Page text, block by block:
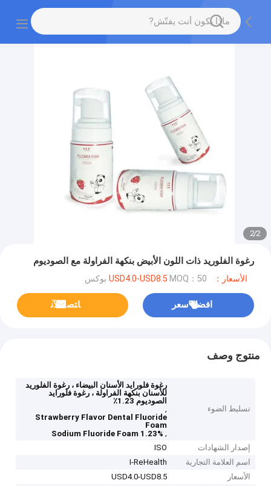
2
/
2
رغوة الفلوريد ذات اللون الأبيض بنكهة الفراولة مع الصوديوم
الأسعار：USD4.0-USD8.5 MOQ：50 بوكس
افضل سعر ﺎﺘﺼﻟ ﺍﻶﻧ
منتوج وصف
تسليط الضوء
رغوة فلورايد الأسنان البيضاء ، رغوة الفلوريد
للأسنان بنكهة الفراولة ، رغوة فلورايد
الصوديوم 1.23٪
,
Strawberry Flavor Dental Fluoride
Foam
,
1.23% Sodium Fluoride Foam
إصدار الشهادات
ISO
اسم العلامة التجارية
I-ReHealth
الأسعار
USD4.0-USD8.5